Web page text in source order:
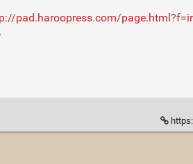
pad.haroopress.com/
.